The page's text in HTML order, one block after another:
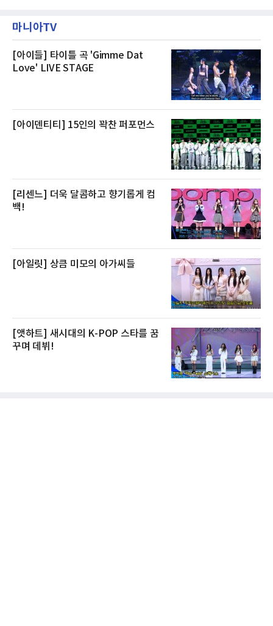
스 센터 사우나 2인 이용 혜택이 포함된다.특히
클럽 앰배서더 라운지
우 등이 포함됐다. 쿠팡은 올해 큰 크기의 전복
생산량이 늘어난 점을 반영해 주요 산지 상품을
전복은 산지에서 채취한 뒤 전국으로 직송되는
방식으로 운영된다. 신선도가 중요한 상품인 만
큼 이르면 다음 날 오전 배송이 가능하도록 물류
마니아TV
[아이들] 타이틀 곡 'Gimme Dat
Love' LIVE STAGE
[아이덴티티] 15인의 꽉찬 퍼포먼스
[리센느] 더욱 달콤하고 향기롭게 컴
백!
[아일릿] 상큼 미모의 아가씨들
[앳하트] 새시대의 K-POP 스타를 꿈
꾸며 데뷔!